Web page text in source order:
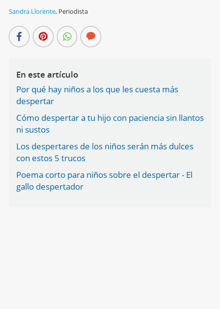
Sandra Llorente, Periodista
En este artículo
Por qué hay niños a los que les cuesta más
despertar
Cómo despertar a tu hijo con paciencia sin llantos
ni sustos
Los despertares de los niños serán más dulces
con estos 5 trucos
Poema corto para niños sobre el despertar - El
gallo despertador